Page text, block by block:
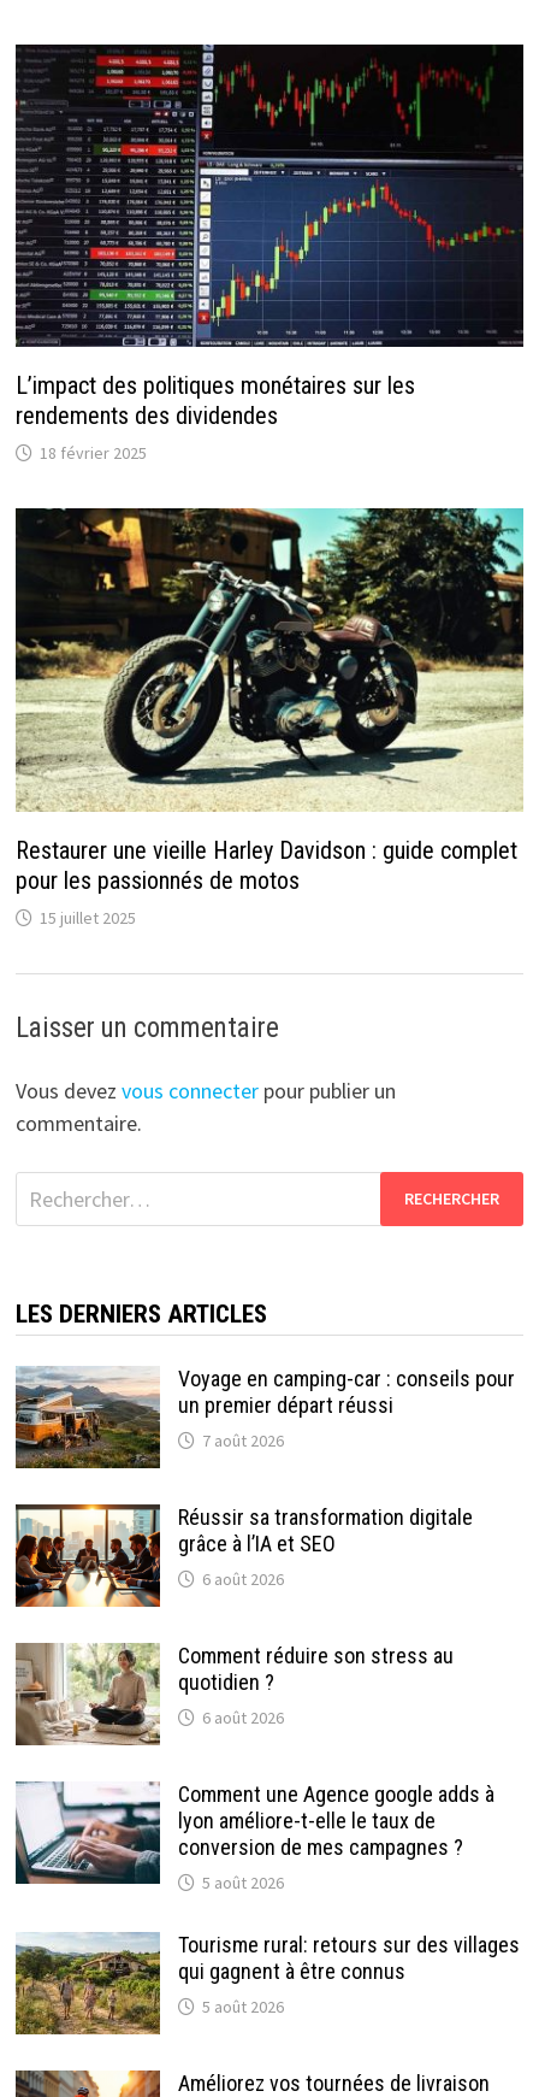
L’impact des politiques monétaires sur les
rendements des dividendes
18 février 2025
Restaurer une vieille Harley Davidson : guide complet
pour les passionnés de motos
15 juillet 2025
Laisser un commentaire
Vous devez vous connecterpour publier un
commentaire.
Rechercher :
LES DERNIERS ARTICLES
Voyage en camping-car : conseils pour
un premier départ réussi
7 août 2026
Réussir sa transformation digitale
grâce à l’IA et SEO
6 août 2026
Comment réduire son stress au
quotidien ?
6 août 2026
Comment une Agence google adds à
lyon améliore-t-elle le taux de
conversion de mes campagnes ?
5 août 2026
Tourisme rural: retours sur des villages
qui gagnent à être connus
5 août 2026
Améliorez vos tournées de livraison